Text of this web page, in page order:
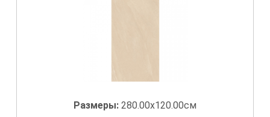
Размеры: 280.00x120.00см